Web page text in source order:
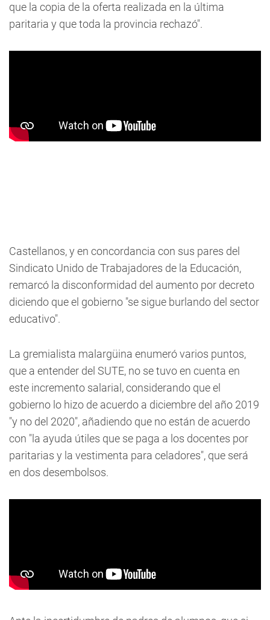
que la copia de la oferta realizada en la última
paritaria y que toda la provincia rechazó".
Castellanos, y en concordancia con sus pares del
Sindicato Unido de Trabajadores de la Educación,
remarcó la disconformidad del aumento por decreto
diciendo que el gobierno "se sigue burlando del sector
educativo".
La gremialista malargüina enumeró varios puntos,
que a entender del SUTE, no se tuvo en cuenta en
este incremento salarial, considerando que el
gobierno lo hizo de acuerdo a diciembre del año 2019
"y no del 2020", añadiendo que no están de acuerdo
con "la ayuda útiles que se paga a los docentes por
paritarias y la vestimenta para celadores", que será
en dos desembolsos.